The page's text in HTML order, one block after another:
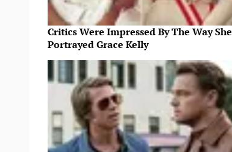
Critics Were Impressed By The Way She
Portrayed Grace Kelly